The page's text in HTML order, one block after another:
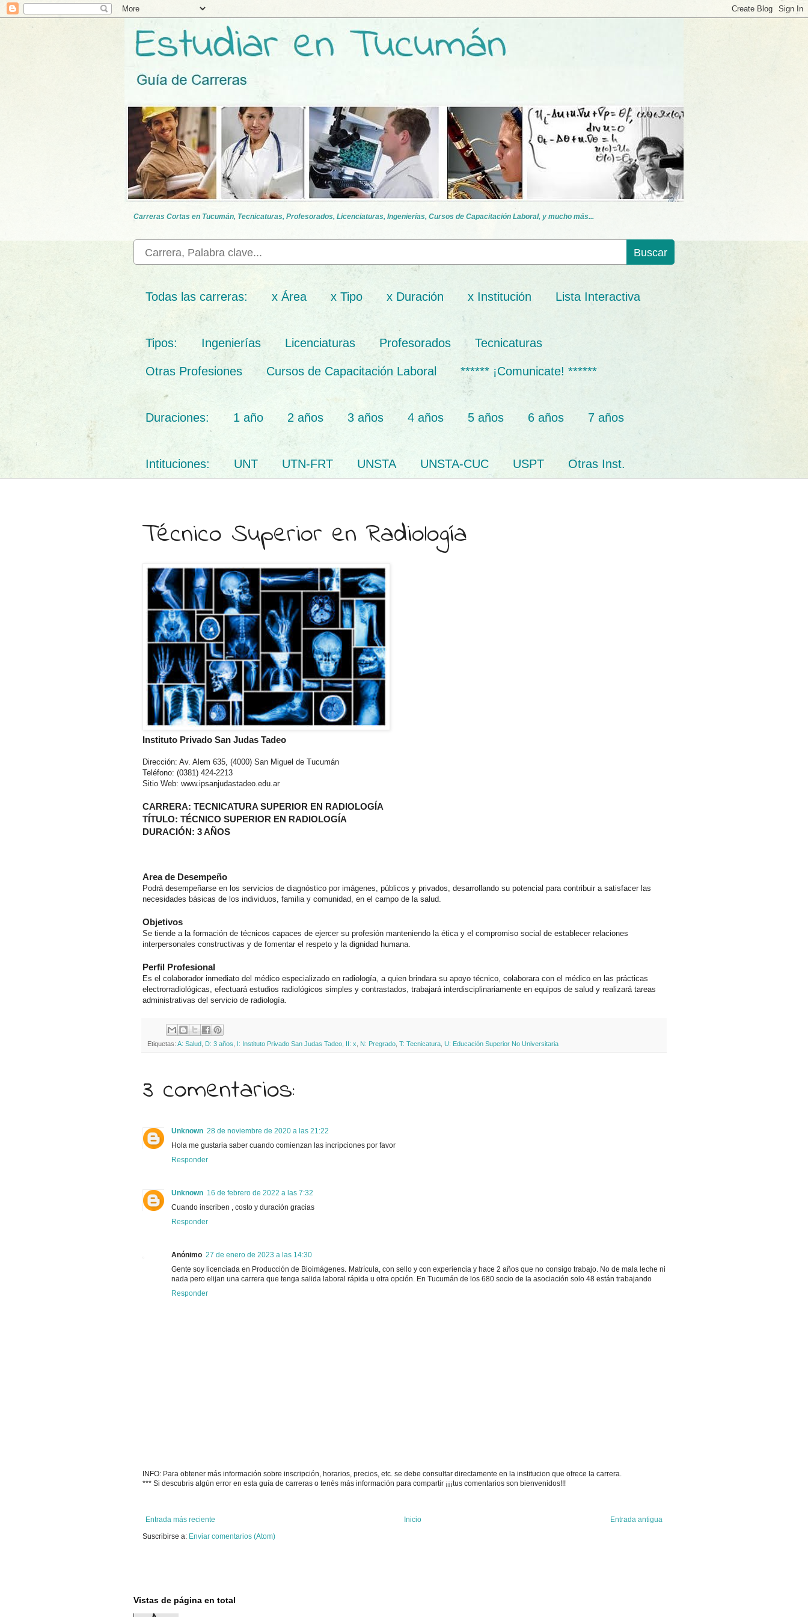
Carreras Cortas en Tucumán, Tecnicaturas, Profesorados, Licenciaturas, Ingenierías, Cursos de Capacitación Laboral, y mucho más...
Buscar
Todas las carreras: x Área x Tipo x Duración x Institución Lista Interactiva
Tipos: Ingenierías Licenciaturas Profesorados Tecnicaturas
Otras Profesiones Cursos de Capacitación Laboral ****** ¡Comunicate! ******
Duraciones: 1 año 2 años 3 años 4 años 5 años 6 años 7 años
Intituciones: UNT UTN-FRT UNSTA UNSTA-CUC USPT Otras Inst.
Técnico Superior en Radiología
Instituto Privado San Judas Tadeo
Dirección: Av. Alem 635, (4000) San Miguel de Tucumán
Teléfono: (0381) 424-2213
Sitio Web: www.ipsanjudastadeo.edu.ar
CARRERA: TECNICATURA SUPERIOR EN RADIOLOGÍA
TÍTULO: TÉCNICO SUPERIOR EN RADIOLOGÍA
DURACIÓN: 3 AÑOS
Area de Desempeño
Podrá desempeñarse en los servicios de diagnóstico por imágenes, públicos y privados, desarrollando su potencial para contribuir a satisfacer las
necesidades básicas de los individuos, familia y comunidad, en el campo de la salud.
Objetivos
Se tiende a la formación de técnicos capaces de ejercer su profesión manteniendo la ética y el compromiso social de establecer relaciones
interpersonales constructivas y de fomentar el respeto y la dignidad humana.
Perfil Profesional
Es el colaborador inmediato del médico especializado en radiología, a quien brindara su apoyo técnico, colaborara con el médico en las prácticas
electrorradiológicas, efectuará estudios radiológicos simples y contrastados, trabajará interdisciplinariamente en equipos de salud y realizará tareas
administrativas del servicio de radiología.
Etiquetas: A: Salud D: 3 años I: Instituto Privado San Judas Tadeo II: x N: Pregrado T: Tecnicatura U: Educación Superior No Universitaria
3 comentarios:
Unknown 28 de noviembre de 2020 a las 21:22
Hola me gustaria saber cuando comienzan las incripciones por favor
Responder
Unknown 16 de febrero de 2022 a las 7:32
Cuando inscriben , costo y duración gracias
Responder
Anónimo 27 de enero de 2023 a las 14:30
Gente soy licenciada en Producción de Bioimágenes. Matrícula, con sello y con experiencia y hace 2 años que no consigo trabajo. No de mala leche ni
nada pero elijan una carrera que tenga salida laboral rápida u otra opción. En Tucumán de los 680 socio de la asociación solo 48 están trabajando
Responder
INFO: Para obtener más información sobre inscripción, horarios, precios, etc. se debe consultar directamente en la institucion que ofrece la carrera.
*** Si descubris algún error en esta guía de carreras o tenés más información para compartir ¡¡¡tus comentarios son bienvenidos!!!
Entrada más reciente Entrada antigua
Inicio
Suscribirse a: Enviar comentarios (Atom)
Vistas de página en total